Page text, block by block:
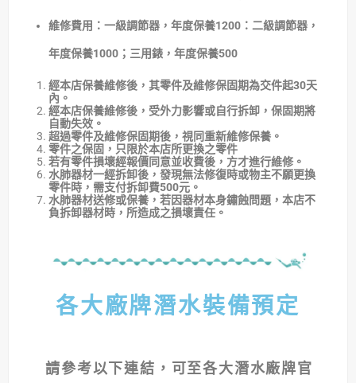
維修費用：一級調節器，年度保養1200：二級調節器，
年度保養1000；三用錶，年度保養500
經本店保養維修後，其零件及維修保固期為交件起30天
內。
經本店保養維修後，受外力影響或自行拆卸，保固期將
自動失效。
超過零件及維修保固期後，視同重新維修保養。
零件之保固，只限於本店所更換之零件
若有零件損壞經報價同意並收費後，方才進行維修。
水肺器材一經拆卸後，發現無法修復時或物主不願更換
零件時，需支付拆卸費500元。
水肺器材送修或保養，若因器材本身鏽蝕問題，本店不
負拆卸器材時，所造成之損壞責任。
各大廠牌潛水裝備預定
請參考以下連結，可至各大潛水廠牌官